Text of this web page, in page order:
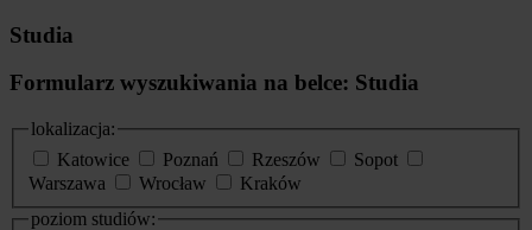
Studia
Formularz wyszukiwania na belce: Studia
lokalizacja:
Katowice
Poznań Rzeszów
Sopot
Warszawa
Wrocław
Kraków
poziom studiów: